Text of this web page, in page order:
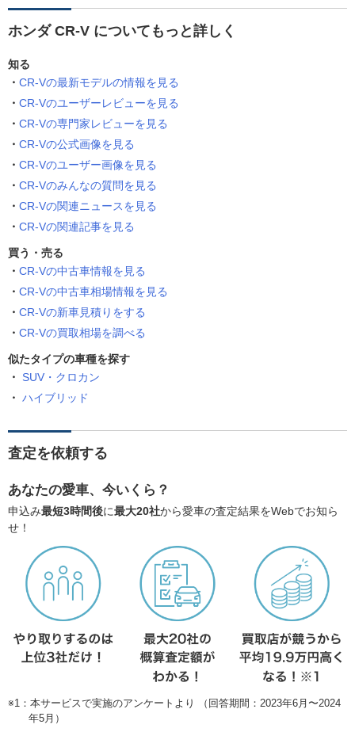
ホンダ CR-V についてもっと詳しく
知る
CR-Vの最新モデルの情報を見る
CR-Vのユーザーレビューを見る
CR-Vの専門家レビューを見る
CR-Vの公式画像を見る
CR-Vのユーザー画像を見る
CR-Vのみんなの質問を見る
CR-Vの関連ニュースを見る
CR-Vの関連記事を見る
買う・売る
CR-Vの中古車情報を見る
CR-Vの中古車相場情報を見る
CR-Vの新車見積りをする
CR-Vの買取相場を調べる
似たタイプの車種を探す
SUV・クロカン
ハイブリッド
査定を依頼する
あなたの愛車、今いくら？
申込み最短3時間後に最大20社から愛車の査定結果をWebでお知ら
せ！
※1：本サービスで実施のアンケートより （回答期間：2023年6月〜2024
年5月）